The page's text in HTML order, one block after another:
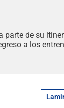
parte de su
a los